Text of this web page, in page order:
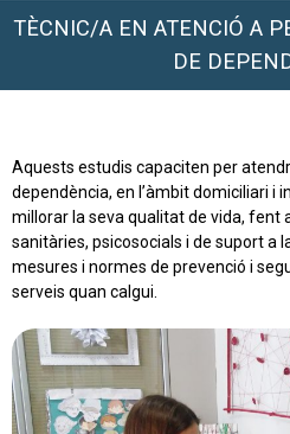
TÈCNIC/A EN ATENCIÓ A
DE
Aquests estudis capaciten per
dependència, en l’àmbit domiciliari i
millorar la seva qualitat de vida, fent
sanitàries, psicosocials i de suport a
mesures i normes de prevenció i
serveis quan calgui.